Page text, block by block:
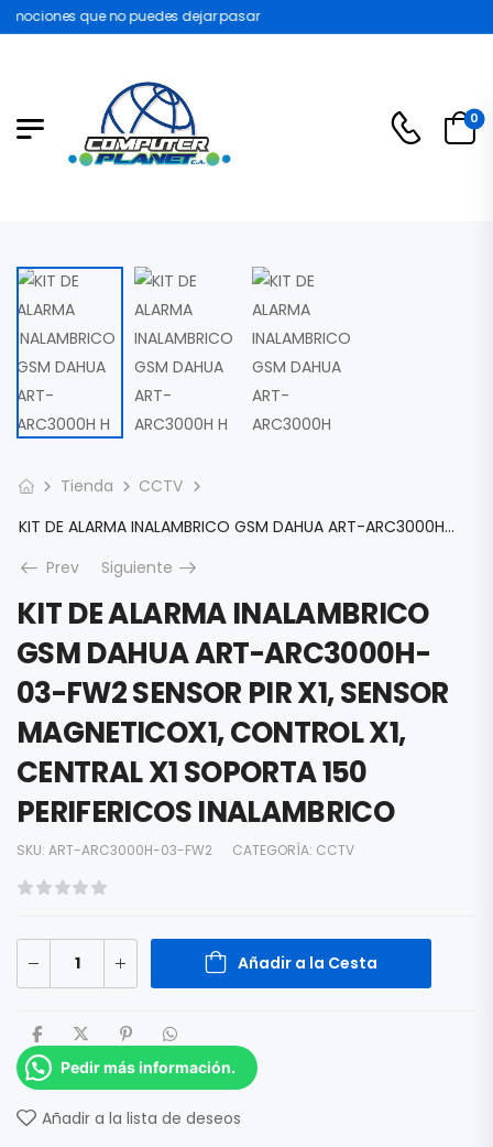
que no puedes dejar pasar
0
Tienda
CCTV
KIT DE ALARMA INALAMBRICO GSM DAHUA ART-ARC3000H-03-FW2 SENSOR PIR X1, SENSOR MAGNETICOX1, CONTROL X1, CENTRAL X1 SOPORTA 150 PERIFERICOS INALAMBRICO
Prev
Siguiente
KIT DE ALARMA INALAMBRICO
GSM DAHUA ART-ARC3000H-
03-FW2 SENSOR PIR X1, SENSOR
MAGNETICOX1, CONTROL X1,
CENTRAL X1 SOPORTA 150
PERIFERICOS INALAMBRICO
SKU: ART-ARC3000H-03-FW2 CATEGORÍA: CCTV
Añadir a la Cesta
Pedir más información.
Añadir a la lista de deseos